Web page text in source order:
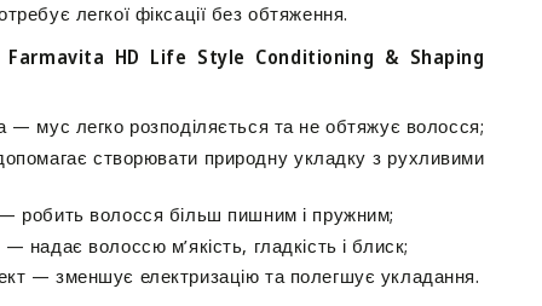
легкої фіксації без обтяження.
Farmavita HD Life Style Conditioning & Shaping
— мус легко розподіляється та не обтяжує волосся;
створювати природну укладку з рухливими
робить волосся більш пишним і пружним;
надає волоссю м’якість, гладкість і блиск;
— зменшує електризацію та полегшує укладання.